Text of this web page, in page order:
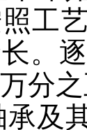
工
。
分
承及